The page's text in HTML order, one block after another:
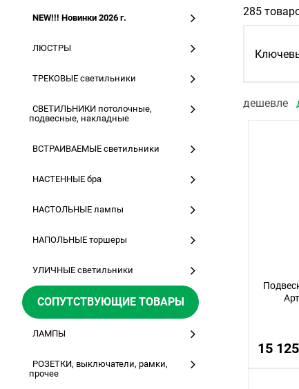
NEW!!! Новинки 2026 г.
ЛЮСТРЫ
ТРЕКОВЫЕ светильники
СВЕТИЛЬНИКИ потолочные,
подвесные, накладные
ВСТРАИВАЕМЫЕ светильники
НАСТЕННЫЕ бра
НАСТОЛЬНЫЕ лампы
НАПОЛЬНЫЕ торшеры
УЛИЧНЫЕ светильники
СОПУТСТВУЮЩИЕ ТОВАРЫ
ЛАМПЫ
РОЗЕТКИ, выключатели, рамки,
прочее
285
дешевле
15